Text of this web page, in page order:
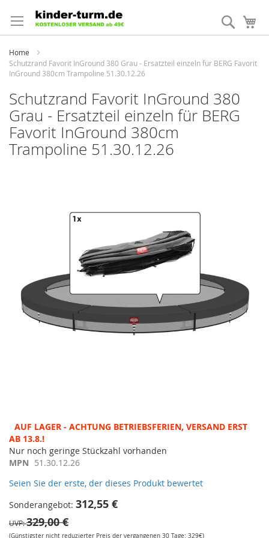
zum
Inhalt
Suche
Home
Schutzrand Favorit InGround 380 Grau - Ersatzteil einzeln für BERG Favorit
InGround 380cm Trampoline 51.30.12.26
Schutzrand Favorit InGround 380
Grau - Ersatzteil einzeln für BERG
Favorit InGround 380cm
Trampoline 51.30.12.26
Zum
Anfang
der
Bildergalerie
AUF LAGER - ACHTUNG BETRIEBSFERIEN, VERSAND ERST
AB 13.8.!
Nur noch geringe Stückzahl vorhanden
MPN 51.30.12.26
Seien Sie der erste, der dieses Produkt bewertet
Sonderangebot 312,55 €
UVP 329,00 €
(Günstigster nicht reduzierter Preis der vergangenen 30 Tage: 329€)